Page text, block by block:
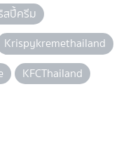
สปี้ครีม
Krispykremethailand
KFCThailand